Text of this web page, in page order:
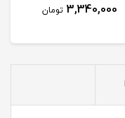
3,340,000 تومان